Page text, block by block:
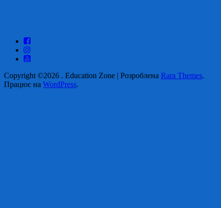
Copyright ©2026 . Education Zone | Розроблена Rara Themes.
Працює на WordPress.